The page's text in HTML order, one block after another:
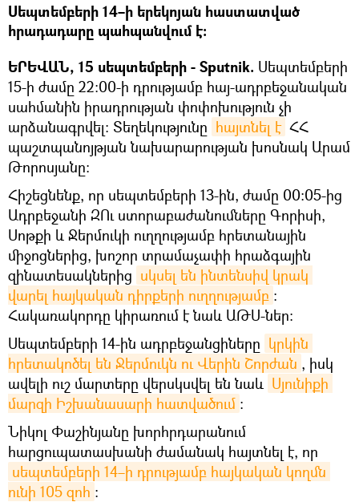
Սեպտեմբերի 14–ի երեկոյան հաստատված
հրադադարը պահպանվում է։
ԵՐԵՎԱՆ, 15 սեպտեմբերի - Sputnik. Սեպտեմբերի
15-ի ժամը 22:00-ի դրությամբ հայ-ադրբեջանական
սահմանին իրադրության փոփոխություն չի
արձանագրվել։ Տեղեկությունը հայտնել է ՀՀ
պաշտպանոյթյան նախարարության խոսնակ Արամ
Թորոսյանը։
Հիշեցնենք, որ սեպտեմբերի 13-ին, ժամը 00:05-ից
Ադրբեջանի ԶՈւ ստորաբաժանումները Գորիսի,
Սոթքի և Ջերմուկի ուղղությամբ հրետանային
միջոցներից, խոշոր տրամաչափի հրաձգային
զինատեսակներից սկսել են ինտենսիվ կրակ
վարել հայկական դիրքերի ուղղությամբ :
Հակառակորդը կիրառում է նաև ԱԹՍ-ներ:
Սեպտեմբերի 14-ին ադրբեջանցիները կրկին
հրետակոծել են Ջերմուկն ու Վերին Շորժան , իսկ
ավելի ուշ մարտերը վերսկսվել են նաև Սյունիքի
մարզի Իշխանասարի հատվածում ։
Նիկոլ Փաշինյանը խորհրդարանում
հարցուպատասխանի ժամանակ հայտնել է, որ
սեպտեմբերի 14–ի դրությամբ հայկական կողմն
ունի 105 զոհ ։